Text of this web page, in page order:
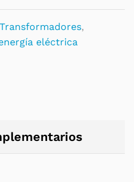
,
eléctrica